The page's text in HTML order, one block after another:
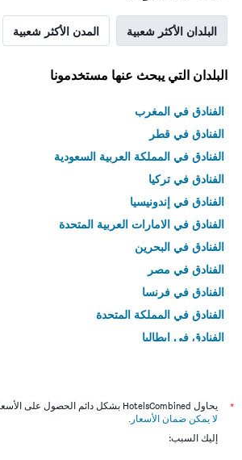
البلدان الأكثر شعبية المدن الأكثر شعبية
البلدان التي يبحث عنها مستخدمونا
الفنادق في المغرب
الفنادق في قطر
الفنادق في المملكة العربية السعودية
الفنادق في تركيا
الفنادق في إندونيسيا
الفنادق في الامارات العربية المتحدة
الفنادق في البحرين
الفنادق في مصر
الفنادق في فرنسا
الفنادق في المملكة المتحدة
الفنادق في إيطاليا
*
يحاول HotelsCombined بشكل دائم الحصول على الأسعار الدقيقة، ولكن
لا يمكن ضمان الأسعار .
إليك السبب: